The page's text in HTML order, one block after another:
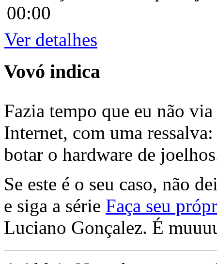
00:00
Ver detalhes
Vovó indica
Fazia tempo que eu não
Internet, com uma
botar o hardware de
Se este é o seu caso, não
e siga a série Faça seu
Luciano Gonçalez. É